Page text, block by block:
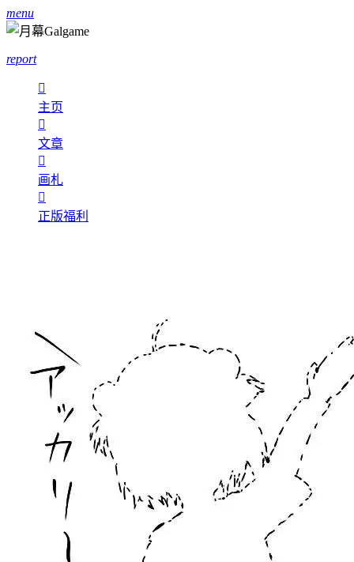
menu
report

主页

文章

画札

正版福利